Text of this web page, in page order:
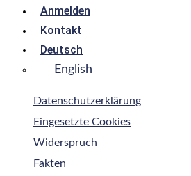
Anmelden
Kontakt
Deutsch
English
Datenschutzerklärung
Eingesetzte Cookies
Widerspruch
Fakten